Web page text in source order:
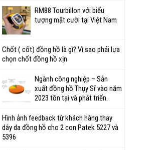
RM88 Tourbillon với biểu
tượng mặt cười tại Việt Nam
Chốt ( cốt) đồng hồ là gì? Vì sao phải lựa
chọn chốt đồng hồ xịn
Ngành công nghiệp – Sản
xuất đồng hồ Thụy Sĩ vào năm
2023 tồn tại và phát triển.
Hình ảnh feedback từ khách hàng thay
dây da đồng hồ cho 2 con Patek 5227 và
5396